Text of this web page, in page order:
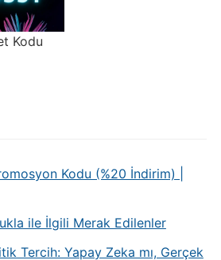
Kodu
Kodu (%20 İndirim) |
ile İlgili Merak Edilenler
Tercih: Yapay Zeka mı, Gerçek